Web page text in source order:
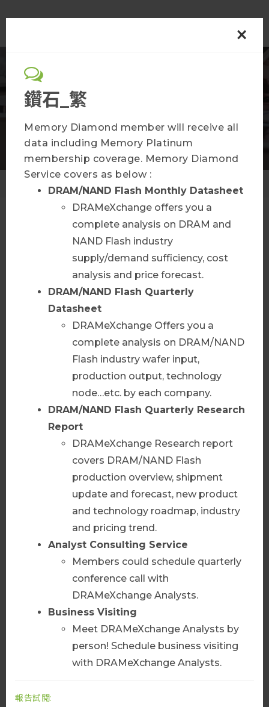
×
鑽石_繁
Memory Diamond member will receive all
data including Memory Platinum
membership coverage. Memory Diamond
Service covers as below :
DRAM/NAND Flash Monthly Datasheet
DRAMeXchange offers you a
complete analysis on DRAM and
NAND Flash industry
supply/demand sufficiency, cost
analysis and price forecast.
DRAM/NAND Flash Quarterly
Datasheet
DRAMeXchange Offers you a
complete analysis on DRAM/NAND
Flash industry wafer input,
production output, technology
node…etc. by each company.
DRAM/NAND Flash Quarterly Research
Report
DRAMeXchange Research report
covers DRAM/NAND Flash
production overview, shipment
update and forecast, new product
and technology roadmap, industry
and pricing trend.
Analyst Consulting Service
Members could schedule quarterly
conference call with
DRAMeXchange Analysts.
Business Visiting
Meet DRAMeXchange Analysts by
person! Schedule business visiting
with DRAMeXchange Analysts.
報告試閱:
半導體
會員方案
AI Infra Bulletin
AI Server 套餐_繁
AI Server 季度報告
AI Server 產業數據
Server市場快訊
查看更多
聯絡我們
伺服器鑽石產業數據
聯絡我們
伺服器DRAM產業數據